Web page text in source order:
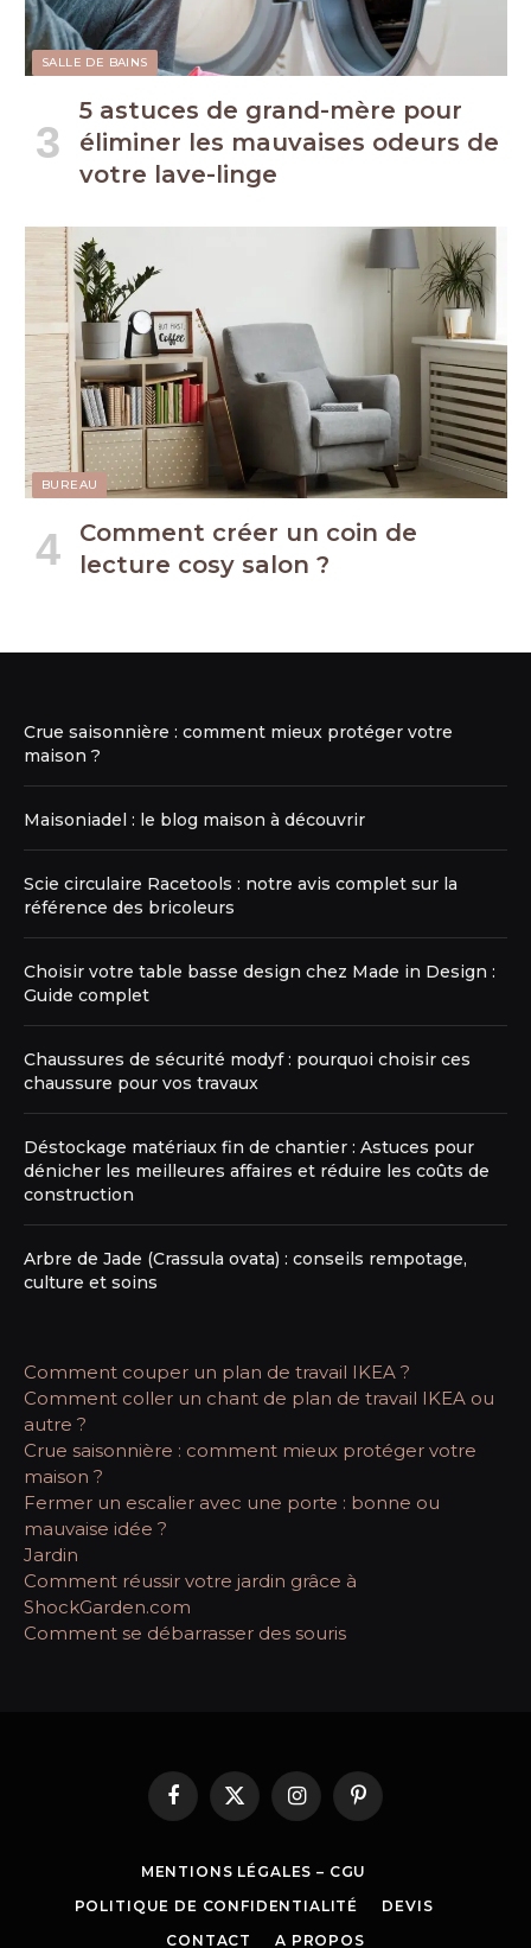
SALLE DE BAINS
5 astuces de grand-mère pour
éliminer les mauvaises odeurs de
votre lave-linge
BUREAU
Comment créer un coin de
lecture cosy salon ?
Crue saisonnière : comment mieux protéger votre
maison ?
Maisoniadel : le blog maison à découvrir
Scie circulaire Racetools : notre avis complet sur la
référence des bricoleurs
Choisir votre table basse design chez Made in Design :
Guide complet
Chaussures de sécurité modyf : pourquoi choisir ces
chaussure pour vos travaux
Déstockage matériaux fin de chantier : Astuces pour
dénicher les meilleures affaires et réduire les coûts de
construction
Arbre de Jade (Crassula ovata) : conseils rempotage,
culture et soins
Comment couper un plan de travail IKEA ?
Comment coller un chant de plan de travail IKEA ou
autre ?
Crue saisonnière : comment mieux protéger votre
maison ?
Fermer un escalier avec une porte : bonne ou
mauvaise idée ?
Jardin
Comment réussir votre jardin grâce à
ShockGarden.com
Comment se débarrasser des souris
Facebook
X
(Twitter)
InstagramPinterest
MENTIONS LÉGALES – CGU
POLITIQUE DE CONFIDENTIALITÉ
DEVIS
CONTACT
A PROPOS